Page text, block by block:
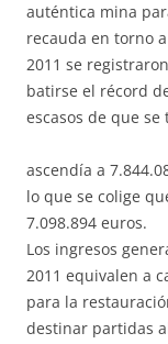
auténtica mina
recauda en torno
2011 se
batirse el récord
escasos de que se
ascendía a
lo que se colige
7.098.894 euros.
Los ingresos
2011 equivalen a
para la
destinar partidas